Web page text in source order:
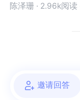
时候，但他依
状需要去了解
题，希望能够
但他依然不作为
了解丈夫是怎
能够跟公婆友
陈泽珊 · 2.96k阅读
邀请回答